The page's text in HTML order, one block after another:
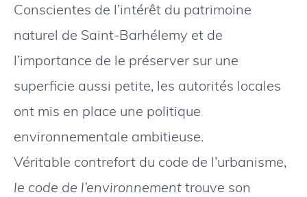
Conscientes de l’intérêt du patrimoine
naturel de Saint-Barhélemy et de
l’importance de le préserver sur une
superficie aussi petite, les autorités locales
ont mis en place une politique
environnementale ambitieuse.
Véritable contrefort du code de l’urbanisme,
le code de l’environnement trouve son